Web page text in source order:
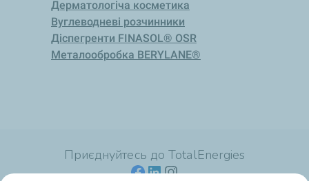
Дерматологіча косметика
Вуглеводневі розчинники
Діспегренти FINASOL® OSR
Металообробка BERYLANE®
Приєднуйтесь до TotalEnergies